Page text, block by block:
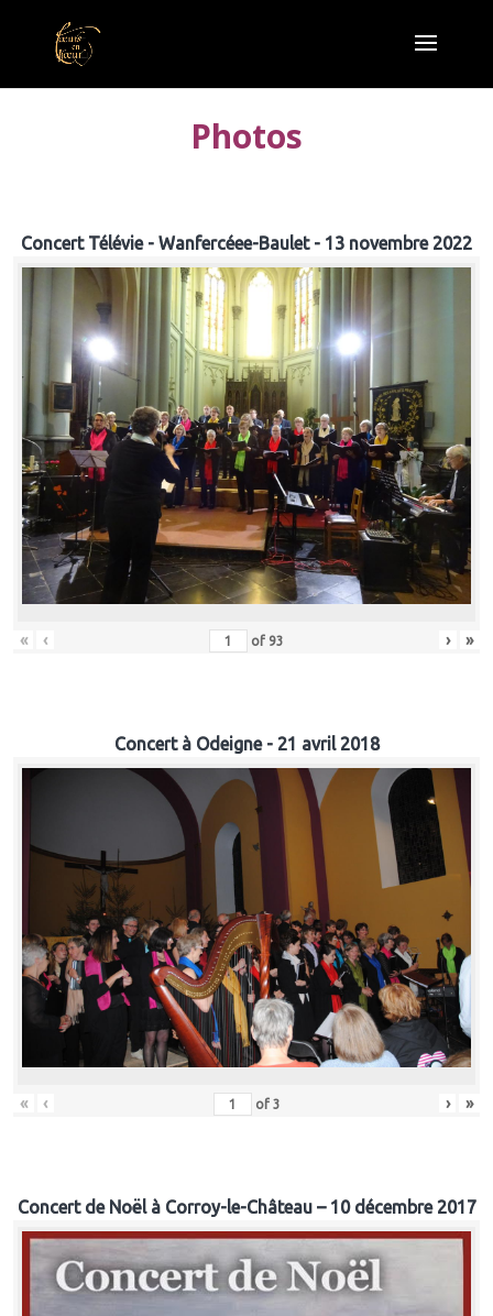
Photos
Concert Télévie - Wanfercéee-Baulet - 13 novembre 2022
« ‹ of 93 › »
Concert à Odeigne - 21 avril 2018
« ‹ of 3 › »
Concert de Noël à Corroy-le-Château – 10 décembre 2017